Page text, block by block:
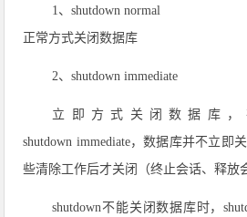
1、shutdown normal
正常方式关闭数据库
2、shutdown immediate
立即方式关闭数据库，
shutdown immediate，数据库并不立即
些清除工作后才关闭（终止会话、释放
shutdown不能关闭数据库时，